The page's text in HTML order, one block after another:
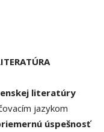
literatúry
jazykom
úspešnosť